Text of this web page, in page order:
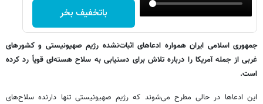
باتخفیف بخر
جمهوری اسلامی ایران همواره ادعاهای اثبات‌نشده رژیم صهیونیستی و کشورهای
غربی از جمله آمریکا را درباره تلاش برای دستیابی به سلاح هسته‌ای قویاً رد کرده
است.
این ادعاها در حالی مطرح می‌شوند که رژیم صهیونیستی تنها دارنده سلاح‌های